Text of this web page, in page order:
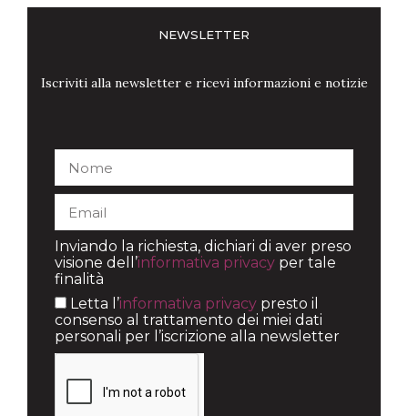
NEWSLETTER
Iscriviti alla newsletter e ricevi informazioni e notizie
Inviando la richiesta, dichiari di aver preso
visione dell’informativa privacy per tale
finalità
Letta l’informativa privacy presto il
consenso al trattamento dei miei dati
personali per l’iscrizione alla newsletter